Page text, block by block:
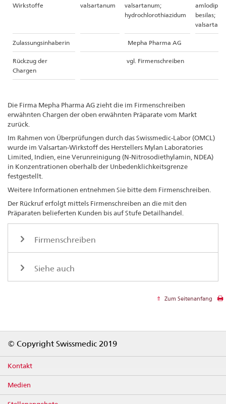
Wirkstoffe valsartanum
valsartanum;
hydrochlorothiazidum
amlodipini
besilas;
Zulassungsinhaberin Mepha Pharma AG
Rückzug der
Chargen
vgl. Firmenschreiben
Die Firma Mepha Pharma AG zieht die im Firmenschreiben
erwähnten Chargen der oben erwähnten Präparate vom Markt
zurück.
Im Rahmen von Überprüfungen durch das Swissmedic-Labor (OMCL)
wurde im Valsartan-Wirkstoff des Herstellers Mylan Laboratories
Limited, Indien, eine Verunreinigung (N-Nitrosodiethylamin, NDEA)
in Konzentrationen oberhalb der Unbedenklichkeitsgrenze
festgestellt.
Weitere Informationen entnehmen Sie bitte dem Firmenschreiben.
Der Rückruf erfolgt mittels Firmenschreiben an die mit den
Präparaten belieferten Kunden bis auf Stufe Detailhandel.
Firmenschreiben
Siehe auch
Zum Seitenanfang
© Copyright Swissmedic 2019
Kontakt
Medien